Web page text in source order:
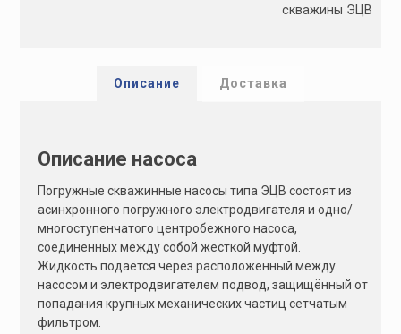
скважины ЭЦВ
Описание Доставка
Описание насоса
Погружные скважинные насосы типа ЭЦВ состоят из
асинхронного погружного электродвигателя и одно/
многоступенчатого центробежного насоса,
соединенных между собой жесткой муфтой.
Жидкость подаётся через расположенный между
насосом и электродвигателем подвод, защищённый от
попадания крупных механических частиц сетчатым
фильтром.